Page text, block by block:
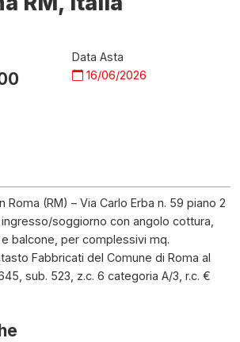
Data Asta
16/06/2026
(RM) – Via Carlo Erba n. 59 piano 2
soggiorno con angolo cottura,
balcone, per complessivi mq.
Fabbricati del Comune di Roma al
sub. 523, z.c. 6 categoria A/3, r.c. €